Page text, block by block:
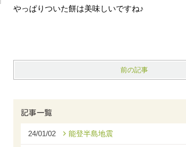
やっぱりついた餅は美味しいですね♪
前の記事
記事一覧
24/01/02 能登半島地震